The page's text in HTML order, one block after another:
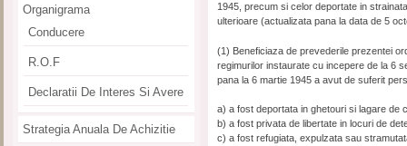
1945, precum si celor deportate in
ulterioare (actualizata pana la data de 5
(1) Beneficiaza de prevederile prezentei
regimurilor instaurate cu incepere de la 6
pana la 6 martie 1945 a avut de suferit
a) a fost deportata in ghetouri si lagare de
b) a fost privata de libertate in locuri de
c) a fost refugiata, expulzata sau
Organigrama
Conducere
R.O.F
Declaratii De Interes Si Avere
Strategia Anuala De Achizitie